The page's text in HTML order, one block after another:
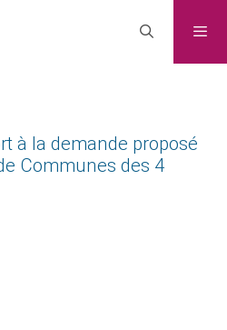
à la demande proposé
Communes des 4